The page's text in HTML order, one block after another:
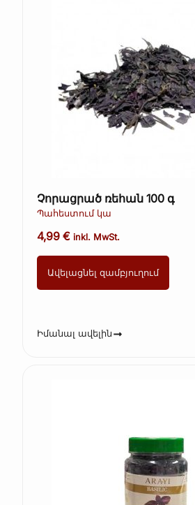
Չորացրած ռեհան 100 գ
Պահեստում կա
4,99€ inkl. MwSt.
Ավելացնել զամբյուղում
Իմանալ ավելին